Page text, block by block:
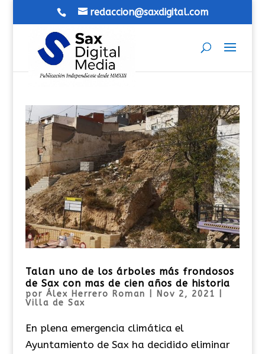
redaccion@saxdigital.com
Talan uno de los árboles más frondosos
de Sax con mas de cien años de historia
por Álex Herrero Roman Nov 2, 2021
Villa de Sax
En plena emergencia climática el
Ayuntamiento de Sax ha decidido eliminar